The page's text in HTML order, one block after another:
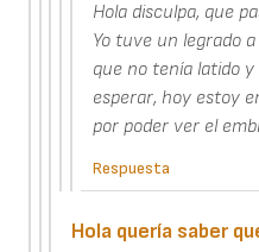
Hola disculpa, que
Yo tuve un legrado
que no tenía latido
esperar, hoy estoy
por poder ver el
Respuesta
Hola quería saber